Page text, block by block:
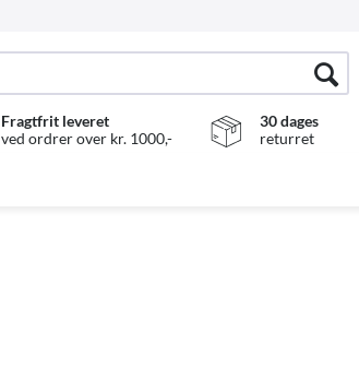
Fragtfrit leveret
ved ordrer over kr. 1000,-
30 dages
returret